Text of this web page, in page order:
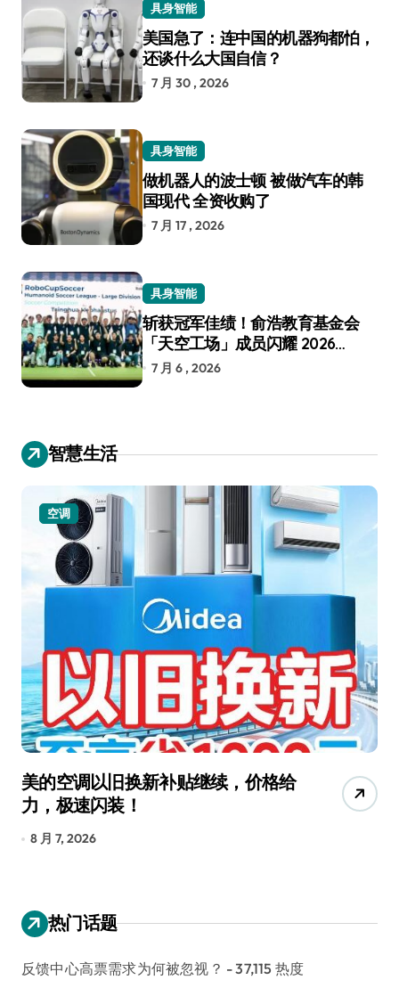
具身智能
美国急了：连中国的机器狗都怕，
还谈什么大国自信？
7 月 30 , 2026
具身智能
做机器人的波士顿 被做汽车的韩
国现代 全资收购了
7 月 17 , 2026
具身智能
斩获冠军佳绩！俞浩教育基金会
「天空工场」成员闪耀 2026
RoboCup 机器人世界杯
7 月 6 , 2026
智慧生活
空调
美的空调以旧换新补贴继续，价格给
力，极速闪装！
8 月 7, 2026
热门话题
反馈中心高票需求为何被忽视？ - 37,115 热度